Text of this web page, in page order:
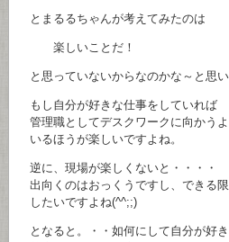
とまるるちゃんが考えてみたのは
楽しいことだ！
と思っていないからなのかな～と思い
もし自分が好きな仕事をしていれば
管理職としてデスクワークに向かう
いるほうが楽しいですよね。
逆に、現場が楽しくないと・・・・
出向くのはおっくうですし、できる
したいですよね(^^;;)
となると。・・如何にして自分が好